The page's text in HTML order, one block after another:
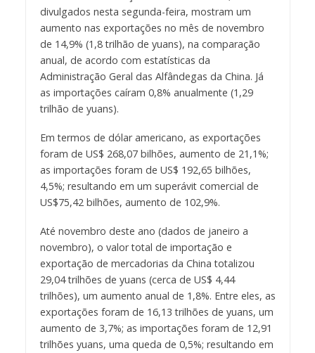
divulgados nesta segunda-feira, mostram um
aumento nas exportações no mês de novembro
de 14,9% (1,8 trilhão de yuans), na comparação
anual, de acordo com estatísticas da
Administração Geral das Alfândegas da China. Já
as importações caíram 0,8% anualmente (1,29
trilhão de yuans).
Em termos de dólar americano, as exportações
foram de US$ 268,07 bilhões, aumento de 21,1%;
as importações foram de US$ 192,65 bilhões,
4,5%; resultando em um superávit comercial de
US$75,42 bilhões, aumento de 102,9%.
Até novembro deste ano (dados de janeiro a
novembro), o valor total de importação e
exportação de mercadorias da China totalizou
29,04 trilhões de yuans (cerca de US$ 4,44
trilhões), um aumento anual de 1,8%. Entre eles, as
exportações foram de 16,13 trilhões de yuans, um
aumento de 3,7%; as importações foram de 12,91
trilhões yuans, uma queda de 0,5%; resultando em